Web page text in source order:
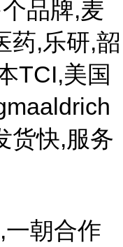
品牌,麦
药,乐研,韶
TCI,美国
货快,服务
朝合作